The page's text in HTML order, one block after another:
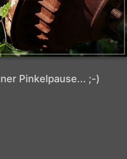
Pinkelpause... ;-)